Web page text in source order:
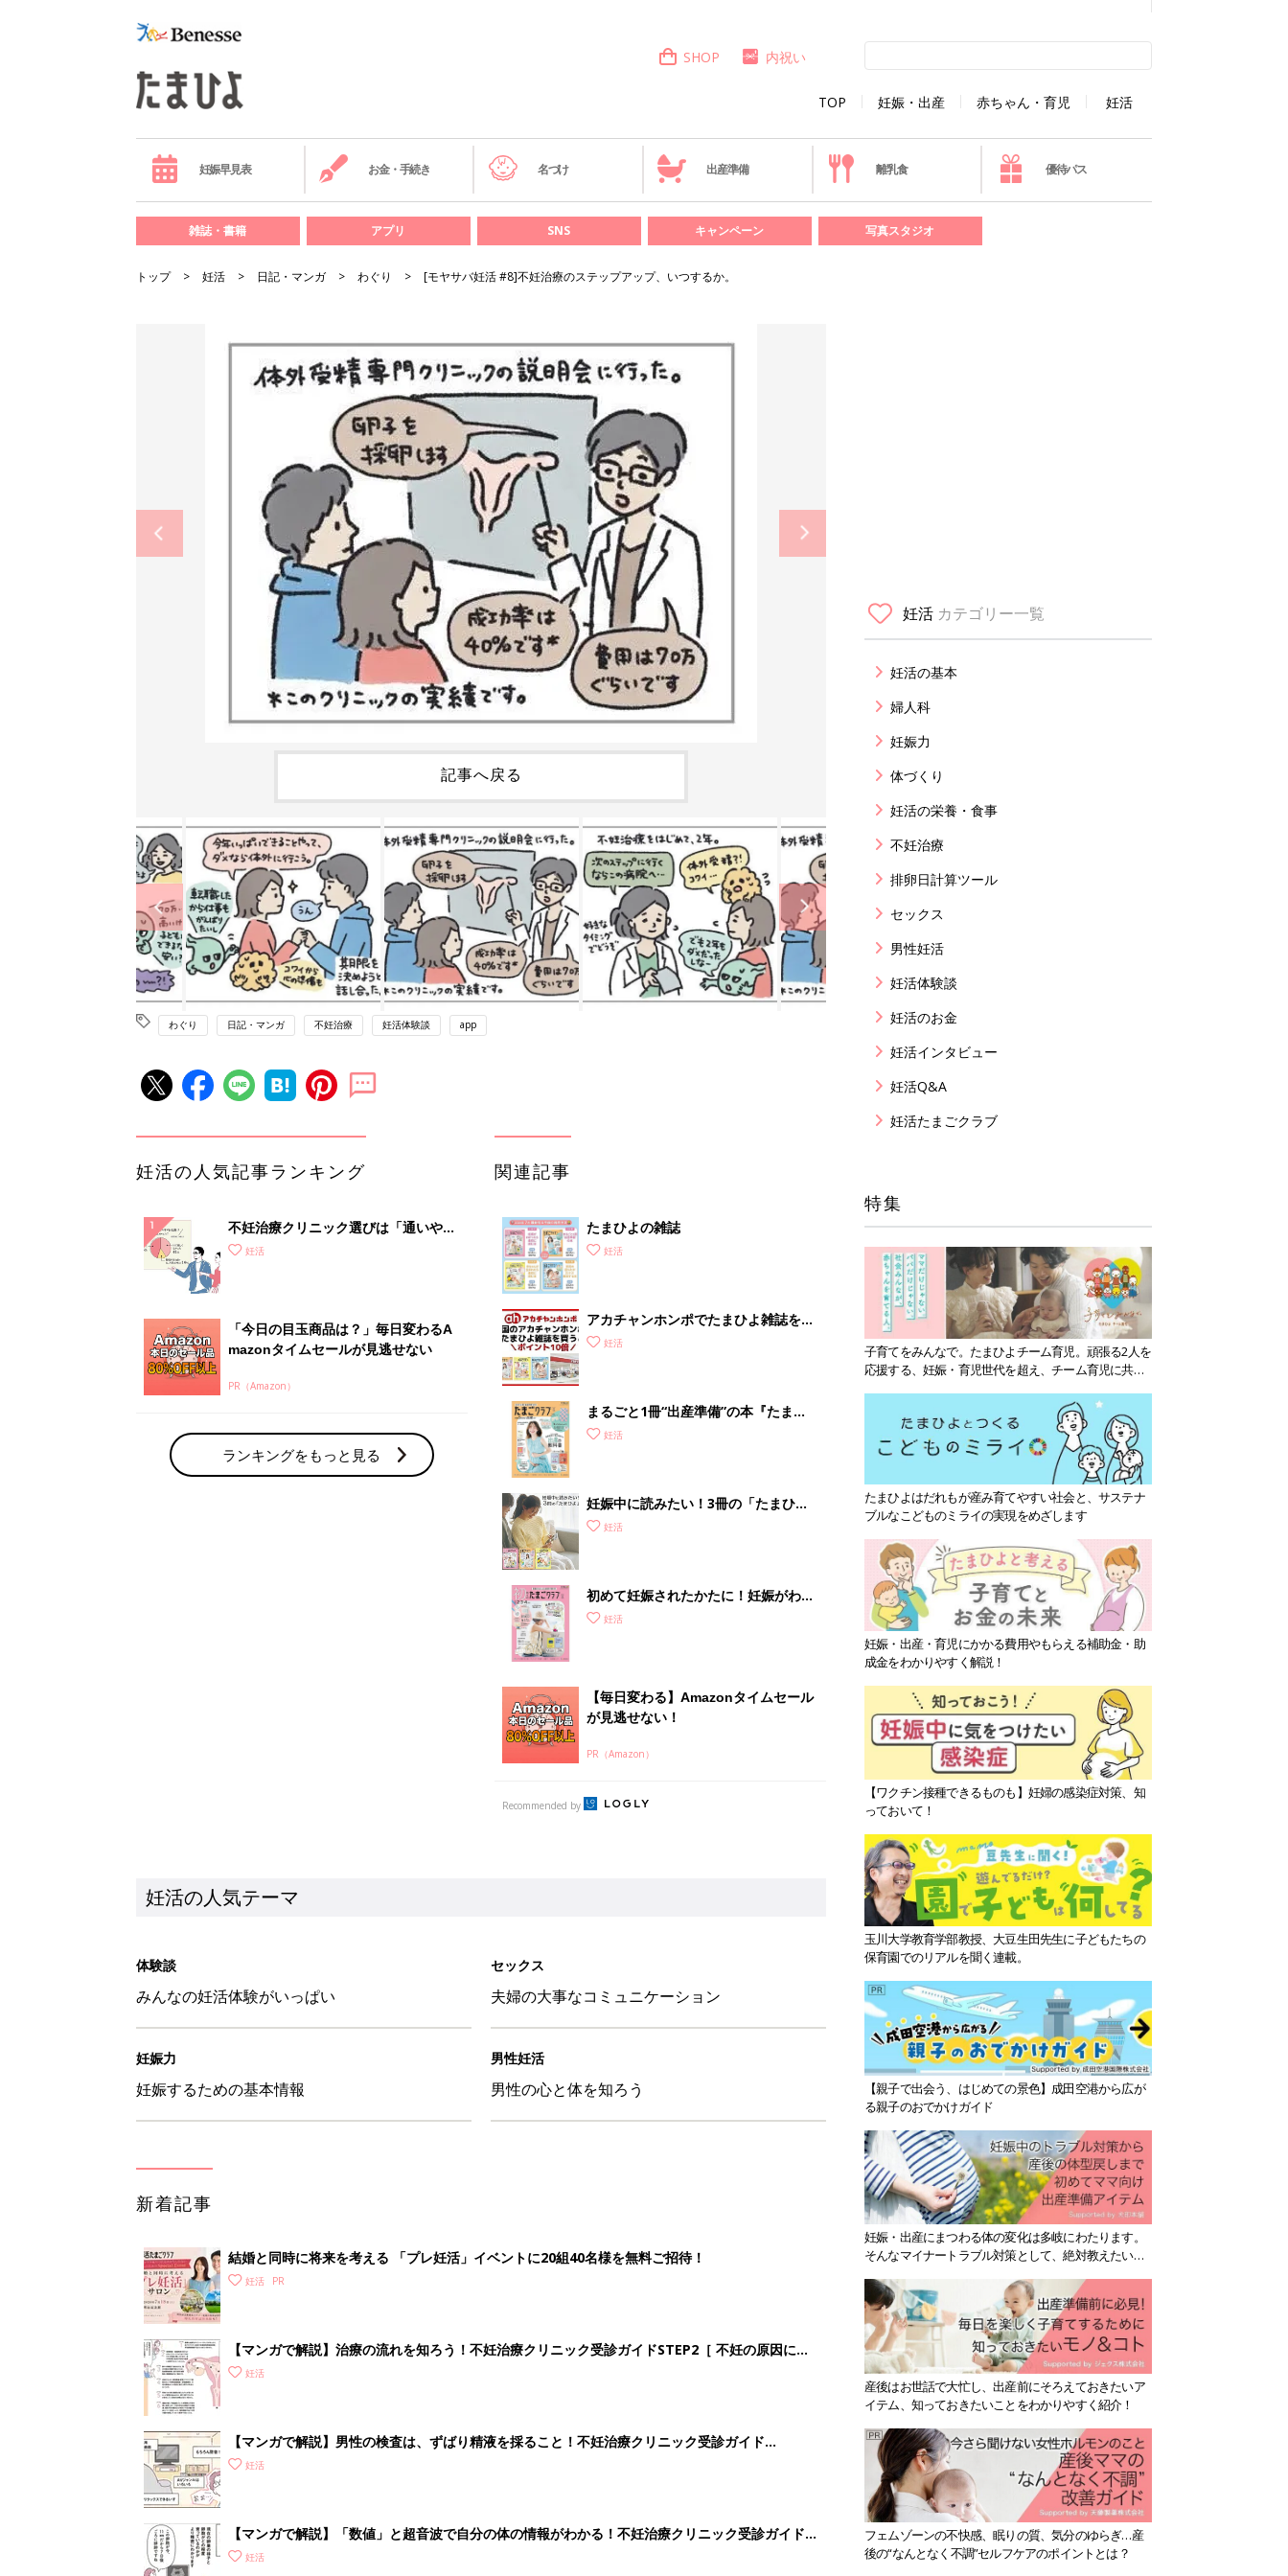
TOP 妊娠・出産 赤ちゃん・育児 妊活
SHOP 内祝い
妊娠早見表 お金・手続き 名づけ 出産準備 離乳食 優待パス
雑誌・書籍 アプリ SNS キャンペーン 写真スタジオ
トップ 妊活 日記・マンガ わぐり [モヤサバ妊活 #8]不妊治療のステップアップ、いつするか。
記事へ戻る
わぐり 日記・マンガ 不妊治療 妊活体験談 app
妊活の人気記事ランキング
不妊治療クリニック選びは「通いやす
さ」が大切！選び方、重要3カ条っ
妊活
「今日の目玉商品は？」毎日変わるA
mazonタイムセールが見逃せない
PR（Amazon）
ランキングをもっと見る
関連記事
たまひよの雑誌
妊活
アカチャンホンポでたまひよ雑誌を買
うとポイント10倍【期間限定】
妊活
まるごと1冊“出産準備”の本『たまご
クラブ 夏号』〈スペシャル大特集〉
妊活
妊娠中に読みたい！3冊の「たまひ
よ」妊活
初めて妊娠されたかたに！妊娠がわか
ったら最初に読む本『初めてのたまご
妊活
【毎日変わる】Amazonタイムセール
が見逃せない！
PR（Amazon）
Recommended by
妊活の人気テーマ
体験談
みんなの妊活体験がいっぱい
セックス
夫婦の大事なコミュニケーション
妊娠力
妊娠するための基本情報
男性妊活
男性の心と体を知ろう
新着記事
結婚と同時に将来を考える 「プレ妊活」イベントに20組40名様を無料ご招待！
妊活
【マンガで解説】治療の流れを知ろう！不妊治療クリニック受診ガイドSTEP2［ 不妊の原因につ
いて］
妊活
【マンガで解説】男性の検査は、ずばり精液を採ること！不妊治療クリニック受診ガイド
STEP1［男性が受ける検査編］
妊活
【マンガで解説】「数値」と超音波で自分の体の情報がわかる！不妊治療クリニック受診ガイド
STEP1［女性が受ける検査編］
妊活
妊活 カテゴリー一覧
妊活の基本
婦人科
妊娠力
体づくり
妊活の栄養・食事
不妊治療
排卵日計算ツール
セックス
男性妊活
妊活体験談
妊活のお金
妊活インタビュー
妊活Q&A
妊活たまごクラブ
特集
子育てをみんなで。たまひよチーム育児。頑張る2人を
応援する、妊娠・育児世代を超え、チーム育児に共感
たまひよはだれもが産み育てやすい社会と、サステナ
ブルなこどものミライの実現をめざします
妊娠・出産・育児にかかる費用やもらえる補助金・助
成金をわかりやすく解説！
【ワクチン接種できるものも】妊婦の感染症対策、知
っておいて！
玉川大学教育学部教授、大豆生田先生に子どもたちの
保育園でのリアルを聞く連載。
【親子で出会う、はじめての景色】成田空港から広が
る親子のおでかけガイド
妊娠・出産にまつわる体の変化は多岐にわたります。
そんなマイナートラブル対策として、絶対教えたい！
産後はお世話で大忙し、出産前にそろえておきたいア
イテム、知っておきたいことをわかりやすく紹介！
フェムゾーンの不快感、眠りの質、気分のゆらぎ…産
後の“なんとなく不調”セルフケアのポイントとは？